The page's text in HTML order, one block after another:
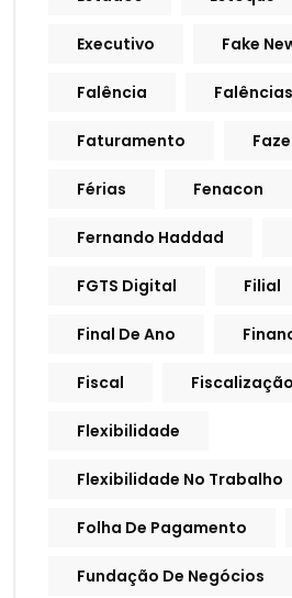
Executivo Fake
Falência Falências
Faturamento
Férias Fenacon
Fernando Haddad
FGTS Digital Filial
Final De Ano
Fiscal Fiscalização
Flexibilidade
Flexibilidade No Trabalho
Folha De Pagamento
Fundação De Negócios